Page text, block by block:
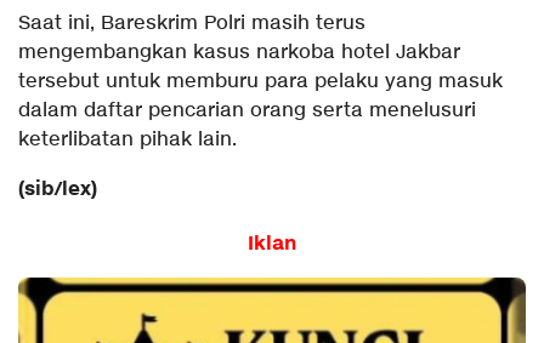
Saat ini, Bareskrim Polri masih terus
mengembangkan kasus narkoba hotel Jakbar
tersebut untuk memburu para pelaku yang masuk
dalam daftar pencarian orang serta menelusuri
keterlibatan pihak lain.
(sib/lex)
Iklan